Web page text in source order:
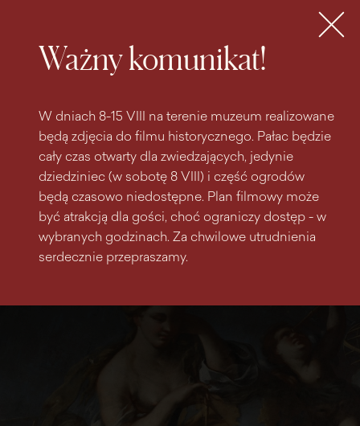
Ważny komunikat!
W dniach 8-15 VIII na terenie muzeum realizowane
będą zdjęcia do filmu historycznego. Pałac będzie
cały czas otwarty dla zwiedzających, jedynie
dziedziniec (w sobotę 8 VIII) i część ogrodów
będą czasowo niedostępne. Plan filmowy może
być atrakcją dla gości, choć ograniczy dostęp - w
wybranych godzinach. Za chwilowe utrudnienia
serdecznie przepraszamy.
MENU